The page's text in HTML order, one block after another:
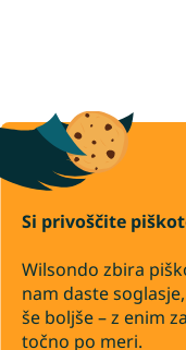
Si privoščite
Wilsondo zbira
nam daste
še boljše – z enim
točno po meri.